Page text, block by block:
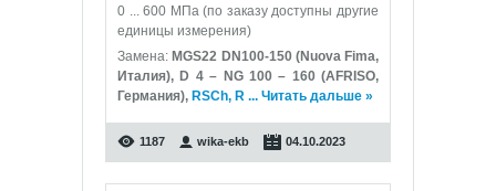
0 ... 600 МПа (по заказу доступны другие
единицы измерения)
Замена: MGS22 DN100-150 (Nuova Fima,
Италия), D 4 – NG 100 – 160 (AFRISO,
Германия), RSCh, R ... Читать дальше »
1187 wika-ekb 04.10.2023